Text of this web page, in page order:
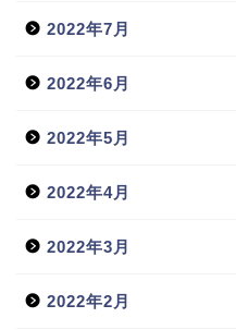
2022年7月
2022年6月
2022年5月
2022年4月
2022年3月
2022年2月